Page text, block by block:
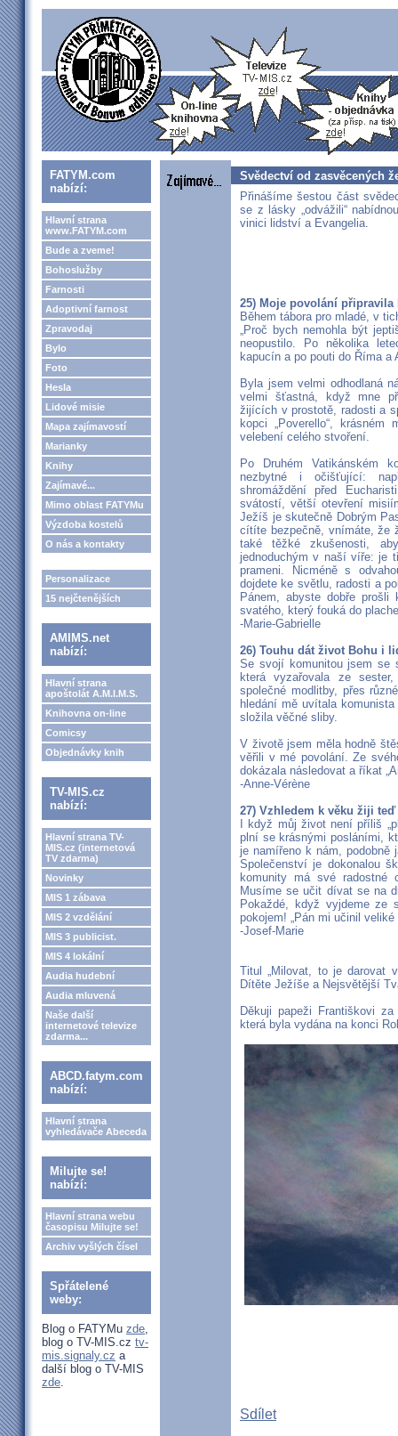
FATYM.com
nabízí:
Hlavní strana
www.FATYM.com
Bude a zveme!
Bohoslužby
Farnosti
Adoptivní farnost
Zpravodaj
Bylo
Foto
Hesla
Lidové misie
Mapa zajímavostí
Marianky
Knihy
Zajímavé...
Mimo oblast FATYMu
Výzdoba kostelů
O nás a kontakty
Personalizace
15 nejčtenějších
AMIMS.net
nabízí:
Hlavní strana
apoštolát A.M.I.M.S.
Knihovna on-line
Comicsy
Objednávky knih
TV-MIS.cz
nabízí:
Hlavní strana TV-
MIS.cz (internetová
TV zdarma)
Novinky
MIS 1 zábava
MIS 2 vzdělání
MIS 3 publicist.
MIS 4 lokální
Audia hudební
Audia mluvená
Naše další
internetové televize
zdarma...
ABCD.fatym.com
nabízí:
Hlavní strana
vyhledávače Abeceda
Milujte se!
nabízí:
Hlavní strana webu
časopisu Milujte se!
Archiv vyšlých čísel
Spřátelené
weby:
Blog o FATYMu zde,
blog o TV-MIS.cz tv-
mis.signaly.cz a
další blog o TV-MIS
zde.
Svědectví od zasvěcených
Přinášíme šestou část
se z lásky „odvážili“
vinici lidství a Evangelia.
25) Moje povolání
Během tábora pro mladé, v
„Proč bych nemohla být
neopustilo. Po několika
kapucín a po pouti do Říma
Byla jsem velmi odhodlaná
velmi šťastná, když mne
žijících v prostotě, radosti a
kopci „Poverello“,
velebení celého stvoření.
Po Druhém Vatikánském
nezbytné i očišťující:
shromáždění před
svátostí, větší otevření
Ježíš je skutečně Dobrým
cítíte bezpečně, vnímáte, že
také těžké zkušenosti,
jednoduchým v naší víře: je
prameni. Nicméně s
dojdete ke světlu, radosti a
Pánem, abyste dobře prošli
svatého, který fouká do
-Marie-Gabrielle
26) Touhu dát život Bohu i
Se svojí komunitou jsem se
která vyzařovala ze
společné modlitby, přes
hledání mě uvítala
složila věčné sliby.
V životě jsem měla hodně
věřili v mé povolání. Ze
dokázala následovat a říkat
-Anne-Vérène
27) Vzhledem k věku žiji
I když můj život není příliš
plní se krásnými posláními,
je namířeno k nám, podobně
Společenství je dokonalou
komunity má své
Musíme se učit dívat se na
Pokaždé, když vyjdeme ze
pokojem! „Pán mi učinil
-Josef-Marie
Titul „Milovat, to je darovat
Dítěte Ježíše a Nejsvětější
Děkuji papeži Františkovi
která byla vydána na konci
Sdílet